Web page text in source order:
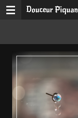
Passer
principal
Douceur